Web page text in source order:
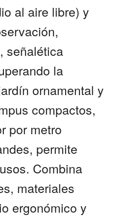
al aire libre) y
señalética
la
ornamental y
compactos,
por metro
permite
Combina
materiales
ergonómico y